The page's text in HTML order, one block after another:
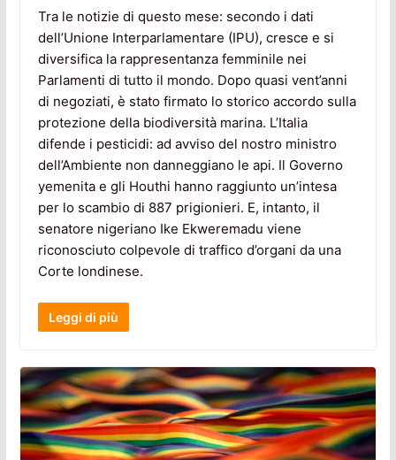
Tra le notizie di questo mese: secondo i dati
dell’Unione Interparlamentare (IPU), cresce e si
diversifica la rappresentanza femminile nei
Parlamenti di tutto il mondo. Dopo quasi vent’anni
di negoziati, è stato firmato lo storico accordo sulla
protezione della biodiversità marina. L’Italia
difende i pesticidi: ad avviso del nostro ministro
dell’Ambiente non danneggiano le api. Il Governo
yemenita e gli Houthi hanno raggiunto un’intesa
per lo scambio di 887 prigionieri. E, intanto, il
senatore nigeriano Ike Ekweremadu viene
riconosciuto colpevole di traffico d’organi da una
Corte londinese.
Leggi di più